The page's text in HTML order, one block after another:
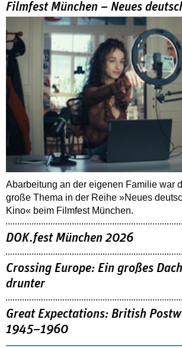
Filmfest München – Neues
Abarbeitung an der eigenen Familie war
große Thema in der Reihe »Neues
Kino« beim Filmfest München.
DOK.fest München 2026
Crossing Europe: Ein großes
drunter
Great Expectations: British
1945–1960